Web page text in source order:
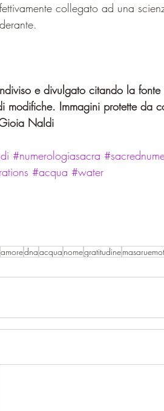
collegato ad una
e divulgato citando la fonte
modifiche. Immagini protette da
Naldi
#numerologiasacra
#acqua #water
amorednaacqua nomegratitudine